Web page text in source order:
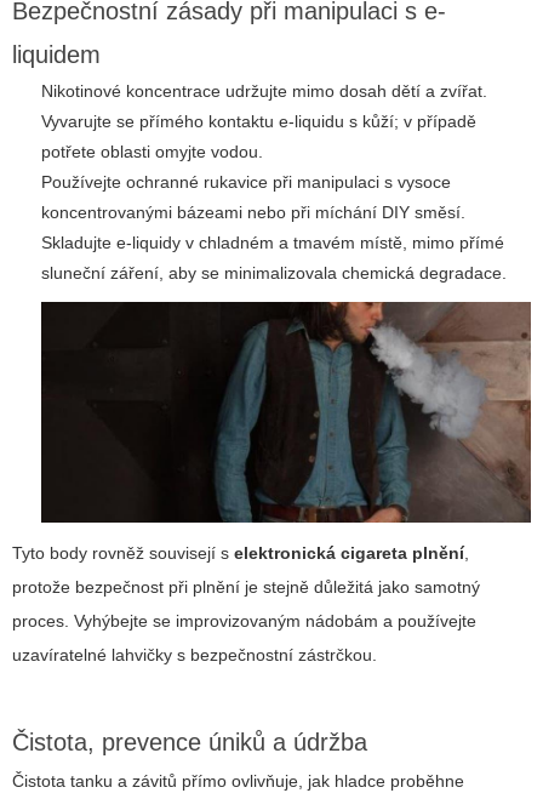
Bezpečnostní zásady při manipulaci s e-
liquidem
Nikotinové koncentrace udržujte mimo dosah dětí a zvířat.
Vyvarujte se přímého kontaktu e-liquidu s kůží; v případě
potřete oblasti omyjte vodou.
Používejte ochranné rukavice při manipulaci s vysoce
koncentrovanými bázeami nebo při míchání DIY směsí.
Skladujte e-liquidy v chladném a tmavém místě, mimo přímé
sluneční záření, aby se minimalizovala chemická degradace.
Tyto body rovněž souvisejí s elektronická cigareta plnění,
protože bezpečnost při plnění je stejně důležitá jako samotný
proces. Vyhýbejte se improvizovaným nádobám a používejte
uzavíratelné lahvičky s bezpečnostní zástrčkou.
Čistota, prevence úniků a údržba
Čistota tanku a závitů přímo ovlivňuje, jak hladce proběhne